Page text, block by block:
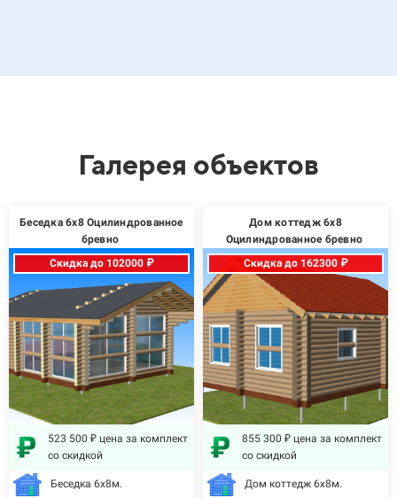
Галерея объектов
Беседка 6х8 Оцилиндрованное
бревно
Скидка до 102000 ₽
523 500 ₽ цена за комплект
со скидкой
Беседка 6х8м.
Дом коттедж 6х8
Оцилиндрованное бревно
Скидка до 162300 ₽
855 300 ₽ цена за комплект
со скидкой
Дом коттедж 6х8м.